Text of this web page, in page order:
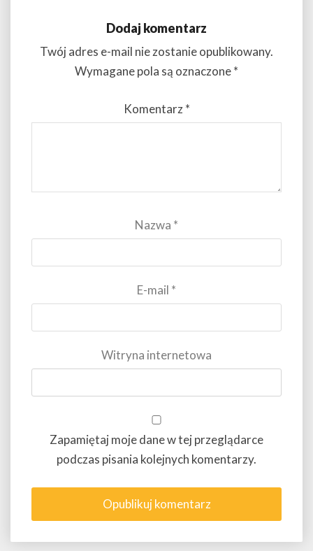
Dodaj komentarz
Twój adres e-mail nie zostanie opublikowany.
Wymagane pola są oznaczone*
Komentarz*
Nazwa *
E-mail *
Witryna internetowa
Zapamiętaj moje dane w tej przeglądarce
podczas pisania kolejnych komentarzy.